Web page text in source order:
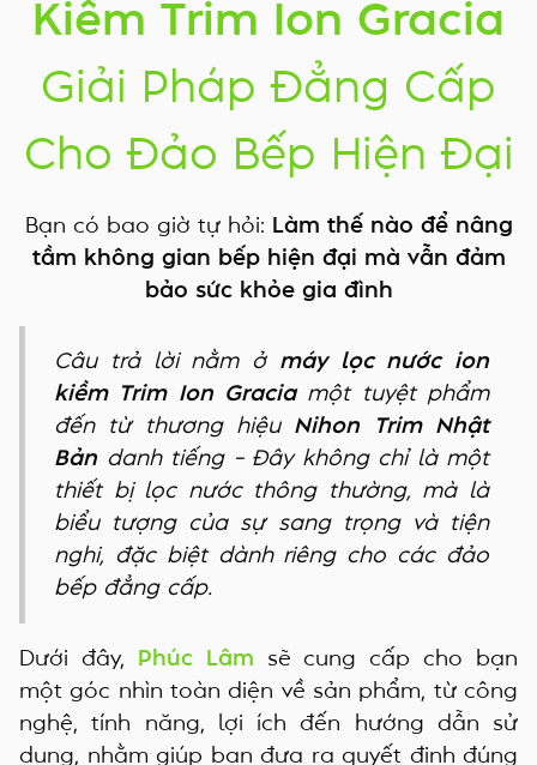
Kiềm Trim Ion Gracia
Giải Pháp Đẳng Cấp
Cho Đảo Bếp Hiện Đại
Bạn có bao giờ tự hỏi: Làm thế nào để nâng
tầm không gian bếp hiện đại mà vẫn đảm
bảo sức khỏe gia đình
Câu trả lời nằm ở máy lọc nước ion
kiềm Trim Ion Gracia một tuyệt phẩm
đến từ thương hiệu Nihon Trim Nhật
Bản danh tiếng – Đây không chỉ là một
thiết bị lọc nước thông thường, mà là
biểu tượng của sự sang trọng và tiện
nghi, đặc biệt dành riêng cho các đảo
bếp đẳng cấp.
Dưới đây, Phúc Lâm sẽ cung cấp cho bạn
một góc nhìn toàn diện về sản phẩm, từ công
nghệ, tính năng, lợi ích đến hướng dẫn sử
dụng, nhằm giúp bạn đưa ra quyết định đúng